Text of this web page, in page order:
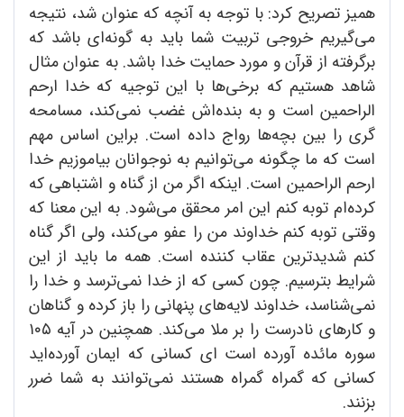
همیز تصریح کرد: با توجه به آنچه که عنوان شد، نتیجه
می‌گیریم خروجی تربیت شما باید به گونه‌‌ای باشد که
برگرفته از قرآن و مورد حمایت خدا باشد. به عنوان مثال
شاهد هستیم که برخی‌ها با این توجیه که خدا ارحم
الراحمین است و به بنده‌اش غضب نمی‌کند، مسامحه
گری را بین بچه‌ها رواج داده است. براین اساس مهم
است که ما چگونه می‌توانیم به نوجوانان بیاموزیم خدا
ارحم الراحمین است. اینکه اگر من از گناه و اشتباهی که
کرده‌ام توبه کنم این امر محقق می‌شود. به این معنا که
وقتی توبه کنم خداوند من را عفو می‌کند، ولی اگر گناه
کنم شدیدترین عقاب کننده است. همه ما باید از این
شرایط بترسیم. چون کسی که از خدا نمی‌ترسد و خدا را
نمی‌شناسد، خداوند لایه‌های پنهانی را باز کرده و گناهان
و کارهای نادرست را بر ملا می‌کند. همچنین در آیه ۱۰۵
سوره مائده آورده است ای کسانی که ایمان آورده‌اید
کسانی که گمراه گمراه هستند نمی‌توانند به شما ضرر
بزنند.